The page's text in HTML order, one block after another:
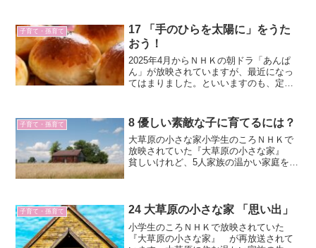
子育て・孫育て
17 「手のひらを太陽に」をうた
おう！
2025年4月からＮＨＫの朝ドラ「あんぱ
ん」が放映されていますが、最近になっ
てはまりました。といいますのも、定年
ば、朝ドラには子どもの頃に一度はまっ
ていました。第11作...
子育て・孫育て 8 優しい素敵な子に育てるには？
大草原の小さな家小学生のころＮＨＫで
放映されていた『大草原の小さな家』
貧しいけれど、5人家族の温かい家庭を描
です。私は結婚する前か...
子育て・孫育て 24 大草原の小さな家 「思い出」
小学生のころＮＨＫで放映されていた
『大草原の小さな家』 が再放送されて